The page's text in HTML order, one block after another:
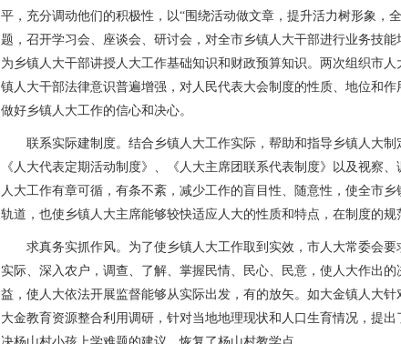
平，充分调动他们的积极性，以“围绕活动做文章，提升活力树形象，
题，召开学习会、座谈会、研讨会，对全市乡镇人大干部进行业务技
为乡镇人大干部讲授人大工作基础知识和财政预算知识。两次组织市
镇人大干部法律意识普遍增强，对人民代表大会制度的性质、地位和
做好乡镇人大工作的信心和决心。
联系实际建制度。结合乡镇人大工作实际，帮助和指导乡镇人大制
《人大代表定期活动制度》、《人大主席团联系代表制度》以及视察
人大工作有章可循，有条不紊，减少工作的盲目性、随意性，使全市
轨道，也使乡镇人大主席能够较快适应人大的性质和特点，在制度的规
求真务实抓作风。为了使乡镇人大工作取到实效，市人大常委会要
实际、深入农户，调查、了解、掌握民情、民心、民意，使人大作出
益，使人大依法开展监督能够从实际出发，有的放矢。如大金镇人大
大金教育资源整合利用调研，针对当地地理现状和人口生育情况，提